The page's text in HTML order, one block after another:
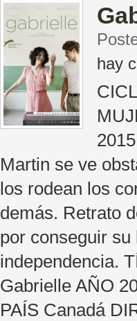
hay
Martin se ve
los rodean los
demás. Retrato
por conseguir
independencia.
Gabrielle AÑO
PAÍS Canadá